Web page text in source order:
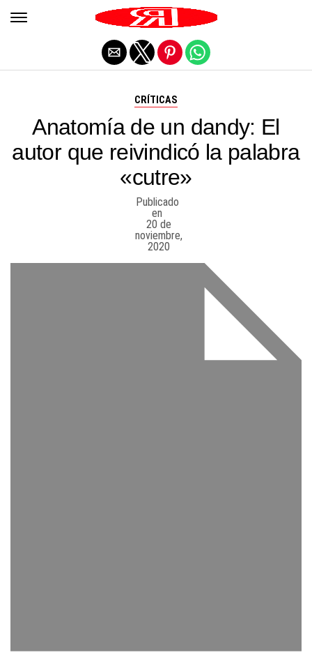
CRÍTICAS
Anatomía de un dandy: El
autor que reivindicó la palabra
«cutre»
Publicado
en
20 de
noviembre,
2020
Salir de la versión móvil